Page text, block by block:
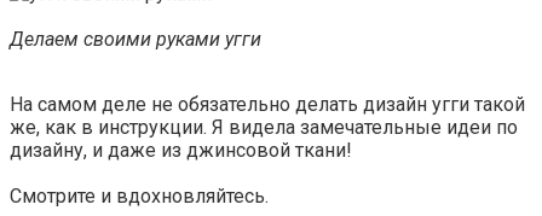
Делаем своими руками угги
На самом деле не обязательно делать дизайн угги такой
же, как в инструкции. Я видела замечательные идеи по
дизайну, и даже из джинсовой ткани!
Смотрите и вдохновляйтесь.